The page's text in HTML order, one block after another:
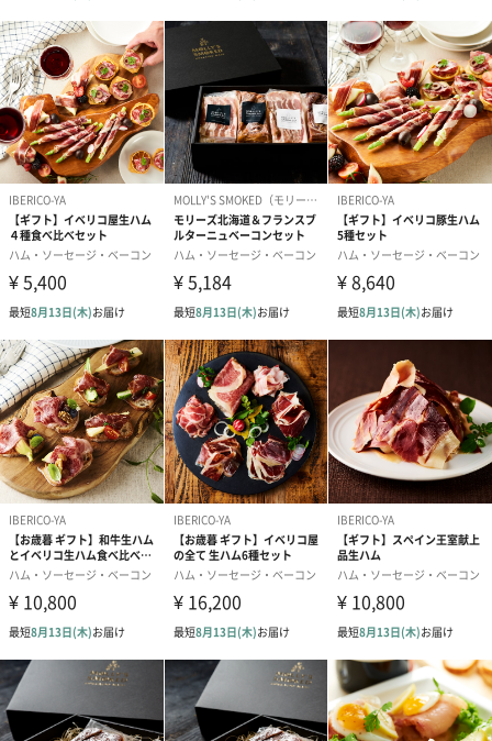
お中元、お歳暮などの贈り物にはもちろん、ご家庭でも本場ドイ
商品詳細情報
原材料
豚肉、食塩、香辛料、砂糖、リン酸塩（Na）、発色剤
（亜硝酸Na）、調味料（アミノ酸等）
パッケージサ
イズ（長さ・
幅・高さ）
275mm・160mm・95mm
パッケージ外
段ボール
パッケージ内
同封物
リーフレット、食べ方
商品本体重量
880g
商品本体サイ
ズ
幅17mm
お届けからの
賞味期限
加工日から14日
冷蔵保存で14日
アレルゲン
乳、豚肉
製造国
日本（長崎県）
保存方法
冷蔵（10℃以下）保存
開封後はお早めにお召し上がりください